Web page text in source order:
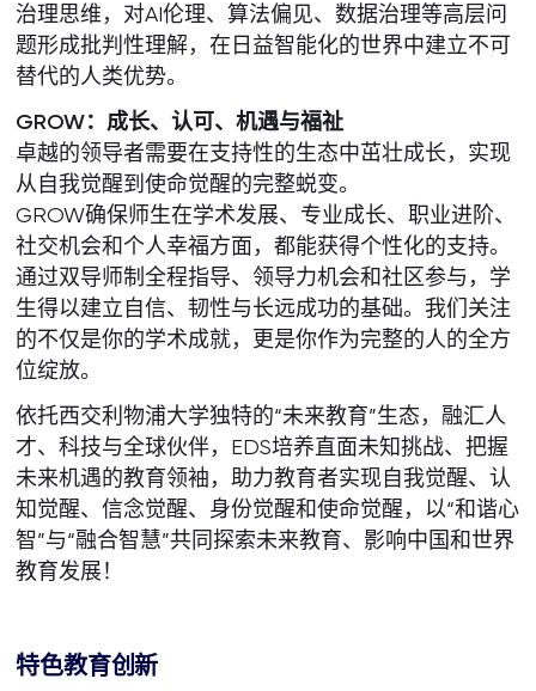
治理思维，对AI伦理、算法偏见、数据治理等高层问
题形成批判性理解，在日益智能化的世界中建立不可
替代的人类优势。
GROW：成长、认可、机遇与福祉
卓越的领导者需要在支持性的生态中茁壮成长，实现
从自我觉醒到使命觉醒的完整蜕变。
GROW确保师生在学术发展、专业成长、职业进阶、
社交机会和个人幸福方面，都能获得个性化的支持。
通过双导师制全程指导、领导力机会和社区参与，学
生得以建立自信、韧性与长远成功的基础。我们关注
的不仅是你的学术成就，更是你作为完整的人的全方
位绽放。
依托西交利物浦大学独特的“未来教育”生态，融汇人
才、科技与全球伙伴，EDS培养直面未知挑战、把握
未来机遇的教育领袖，助力教育者实现自我觉醒、认
知觉醒、信念觉醒、身份觉醒和使命觉醒，以“和谐心
智”与“融合智慧”共同探索未来教育、影响中国和世界
教育发展！
特色教育创新